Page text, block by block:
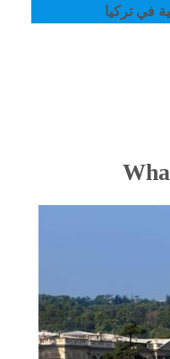
في تركيا